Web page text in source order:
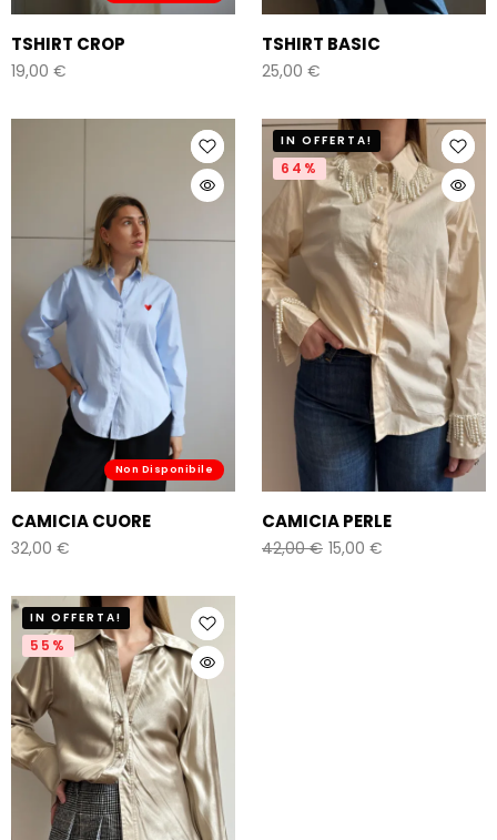
TSHIRT CROP
19,00 €
TSHIRT BASIC
25,00 €
Non Disponibile
CAMICIA CUORE
32,00 €
IN OFFERTA!
64%
CAMICIA PERLE
42,00€ 15,00 €
IN OFFERTA!
55%